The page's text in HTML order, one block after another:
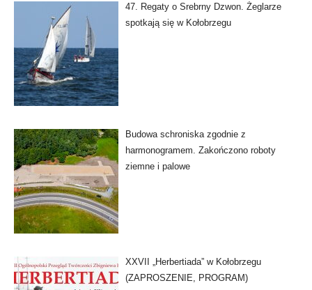
47. Regaty o Srebrny Dzwon. Żeglarze
spotkają się w Kołobrzegu
Budowa schroniska zgodnie z
harmonogramem. Zakończono roboty
ziemne i palowe
XXVII „Herbertiada” w Kołobrzegu
(ZAPROSZENIE, PROGRAM)